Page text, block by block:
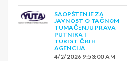
SAOPŠTENJE ZA
JAVNOST O TAČNOM
TUMAČENJU PRAVA
PUTNIKA I
TURISTIČKIH
AGENCIJA
4/2/2026 9:53:00 AM